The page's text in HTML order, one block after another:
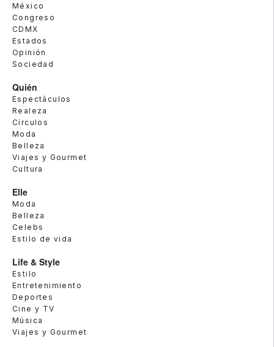
México
Congreso
CDMX
Estados
Opinión
Sociedad
Quién
Espectáculos
Realeza
Círculos
Moda
Belleza
Viajes y Gourmet
Cultura
Elle
Moda
Belleza
Celebs
Estilo de vida
Life & Style
Estilo
Entretenimiento
Deportes
Cine y TV
Música
Viajes y Gourmet